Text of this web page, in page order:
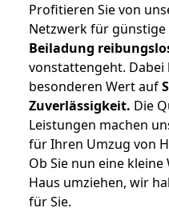
Profitieren Sie von
Netzwerk für
Beiladung
vonstattengeht.
besonderen Wert auf
Zuverlässigkeit. Die
Leistungen machen
für Ihren Umzug von
Ob Sie nun eine
Haus umziehen, wir
für Sie.